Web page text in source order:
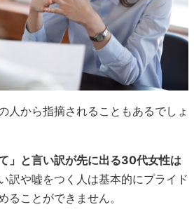
人から指摘されることもあるでしょ
」と言い訳が先に出る30代女性は
訳や嘘をつく人は基本的にプライド
ることができません。